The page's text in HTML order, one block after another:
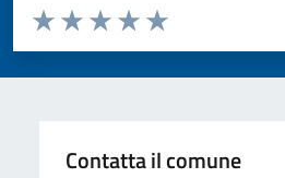
Valuta da 1 a 5 stelle la pagina
Valuta 5 stelle su 5
Valuta 4 stelle su 5
Valuta 3 stelle su 5
Valuta 2 stelle su 5
Valuta 1 stelle su 5
Contatta il comune